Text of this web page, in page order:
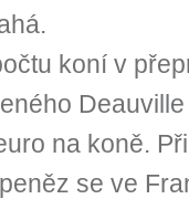
koní v
na koně.
se ve